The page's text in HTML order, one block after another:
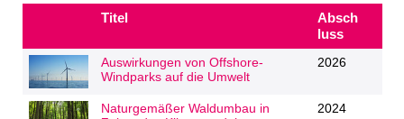
Titel
Absch
luss
Auswirkungen von Offshore-
Windparks auf die Umwelt
2026
Naturgemäßer Waldumbau in
2024